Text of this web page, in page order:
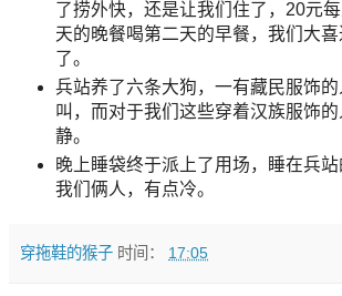
了捞外快，还是让我们住了，20元
天的晚餐喝第二天的早餐，我们大
了。
兵站养了六条大狗，一有藏民服饰
叫，而对于我们这些穿着汉族服饰
静。
晚上睡袋终于派上了用场，睡在兵
我们俩人，有点冷。
穿拖鞋的猴子 时间： 17:05